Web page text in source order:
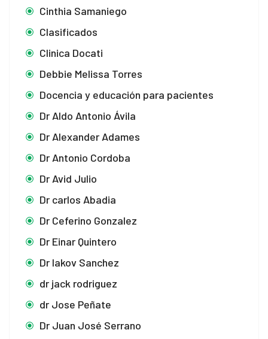
Cinthia Samaniego
Clasificados
Clinica Docati
Debbie Melissa Torres
Docencia y educación para pacientes
Dr Aldo Antonio Ávila
Dr Alexander Adames
Dr Antonio Cordoba
Dr Avid Julio
Dr carlos Abadia
Dr Ceferino Gonzalez
Dr Einar Quintero
Dr Iakov Sanchez
dr jack rodriguez
dr Jose Peñate
Dr Juan José Serrano